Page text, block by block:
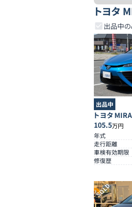
トヨタ
出品中の
出品中
トヨタ
105.5万円
年式
走行距離
車検有効期限
修復歴
SOLD